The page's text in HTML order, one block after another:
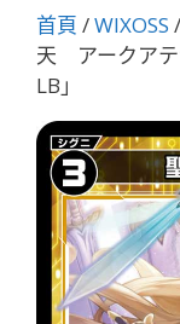
首頁 /WIXOSS /
天 アークアテ
LB」